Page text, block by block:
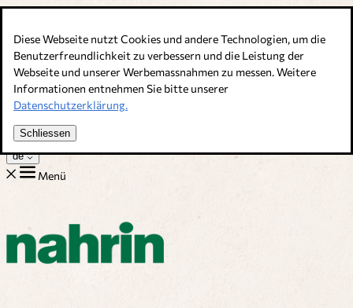
Diese Webseite nutzt Cookies und andere Technologien, um die
Benutzerfreundlichkeit zu verbessern und die Leistung der
Webseite und unserer Werbemassnahmen zu messen. Weitere
Informationen entnehmen Sie bitte unserer
Datenschutzerklärung.
Schliessen
Bouillons, Gewürze & Nahrungsergänzung. Schweizer Qualität
Kundenservice
Rezepte
Tipps
Über uns
Jobs
de
Menü